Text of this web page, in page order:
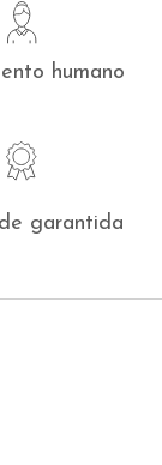
humano
garantida